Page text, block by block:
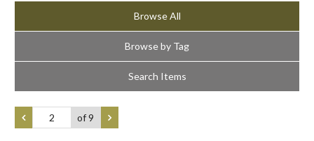
Browse All
Browse by Tag
Search Items
of 9